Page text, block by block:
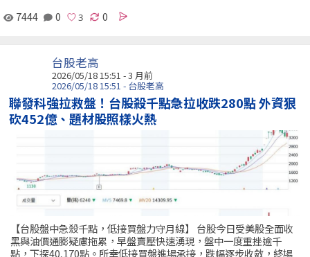
7444
0 0
台股老高
2026/05/18 15:51 - 3 月前
2026/05/18 15:51 - 台股老高
聯發科強拉救盤！台股殺千點急拉收跌280點 外資狠
砍452億、題材股照樣火熱
【台股盤中急殺千點，低接買盤力守月線】 台股今日受美股全面收
黑與油價通膨疑慮拖累，早盤賣壓快速湧現，盤中一度重挫逾千
點，下探40,170點。所幸低接買盤進場承接，跌幅逐步收斂，終場